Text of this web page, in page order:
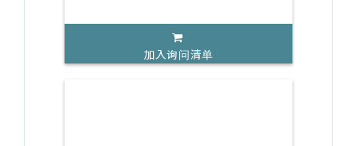
加入询问清单